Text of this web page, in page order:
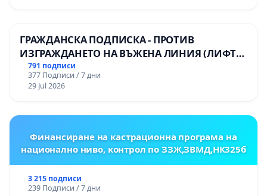
ГРАЖДАНСКА ПОДПИСКА - ПРОТИВ
ИЗГРАЖДАНЕТО НА ВЪЖЕНА ЛИНИЯ (ЛИФТ)
НА ТЕРИТОРИЯТА НА ПРИРОДНА
ЗАБЕЛЕЖИТЕЛНОСТ „ХЪЛМ НА
ОСВОБОДИТЕЛИТЕ“ (БУНАРДЖИК)
791 подписи
377 Подписи / 7 дни
29 Jul 2026
Финансиране на кастрационна програма на
национално ниво, контрол по ЗЗЖ,ЗВМД,НК325б
3 215 подписи
239 Подписи / 7 дни